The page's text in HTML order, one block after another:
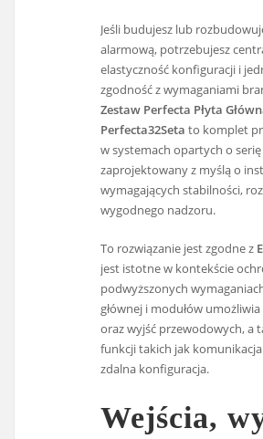
Jeśli budujesz lub
alarmową, potrzebujesz
elastyczność konfiguracji i
zgodność z wymaganiami
Zestaw Perfecta Płyta
Perfecta32Seta to komplet
w systemach opartych o
zaprojektowany z myślą o
wymagających stabilności,
wygodnego nadzoru.
To rozwiązanie jest zgodne z
jest istotne w kontekście
podwyższonych
głównej i modułów
oraz wyjść przewodowych, a
funkcji takich jak
zdalna konfiguracja.
Wejścia,